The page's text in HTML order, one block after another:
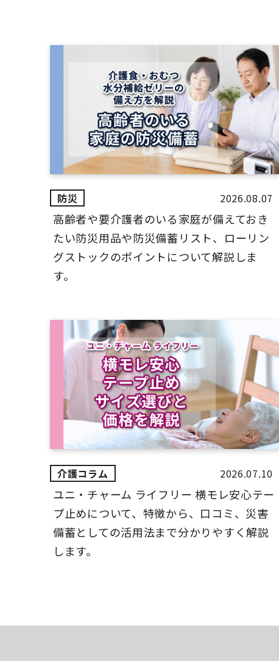
2026.08.07
高齢者や要介護者のいる家庭が備えておき
たい防災用品や防災備蓄リスト、ローリン
グストックのポイントについて解説しま
す。
2026.07.10
ユニ・チャーム ライフリー 横モレ安心テー
プ止めについて、特徴から、口コミ、災害
備蓄としての活用法まで分かりやすく解説
します。